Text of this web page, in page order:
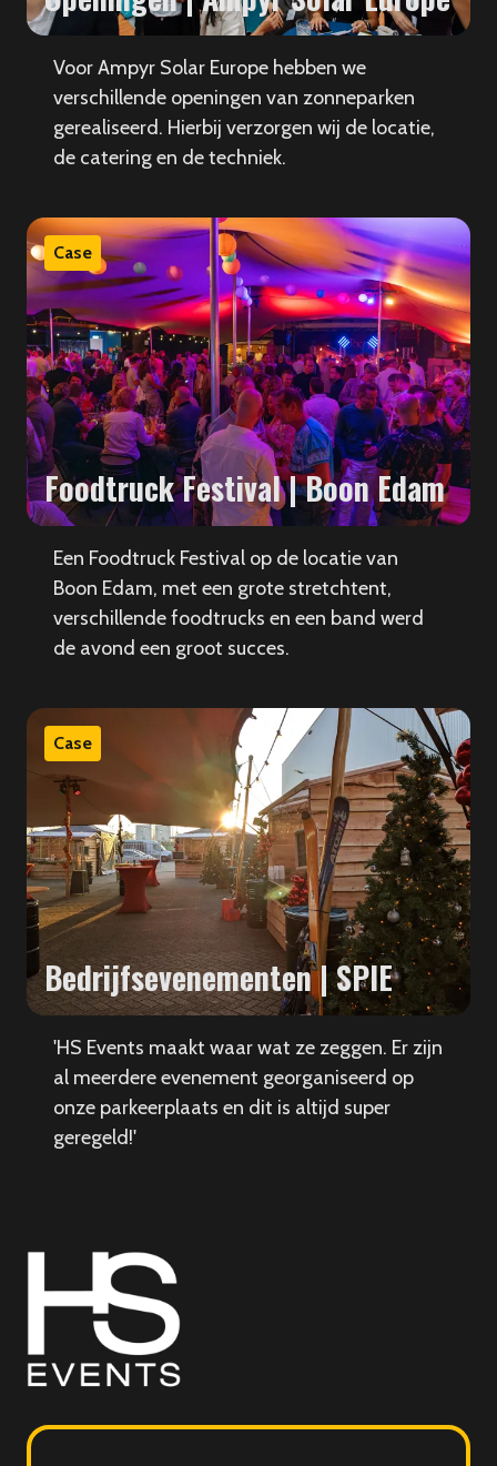
Voor Ampyr Solar Europe hebben we
verschillende openingen van zonneparken
gerealiseerd. Hierbij verzorgen wij de locatie,
de catering en de techniek.
Case
Foodtruck Festival | Boon Edam
Een Foodtruck Festival op de locatie van
Boon Edam, met een grote stretchtent,
verschillende foodtrucks en een band werd
de avond een groot succes.
Case
Bedrijfsevenementen | SPIE
'HS Events maakt waar wat ze zeggen. Er zijn
al meerdere evenement georganiseerd op
onze parkeerplaats en dit is altijd super
geregeld!'